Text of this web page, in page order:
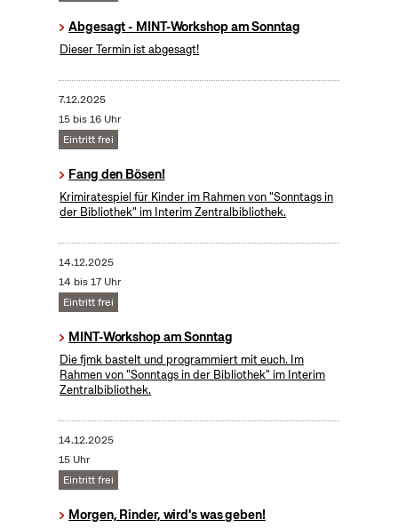
Abgesagt - MINT-Workshop am Sonntag
Dieser Termin ist abgesagt!
7.12.2025
15 bis 16 Uhr
Eintritt frei
Fang den Bösen!
Krimiratespiel für Kinder im Rahmen von "Sonntags in
der Bibliothek" im Interim Zentralbibliothek.
14.12.2025
14 bis 17 Uhr
Eintritt frei
MINT-Workshop am Sonntag
Die fjmk bastelt und programmiert mit euch. Im
Rahmen von "Sonntags in der Bibliothek" im Interim
Zentralbibliothek.
14.12.2025
15 Uhr
Eintritt frei
Morgen, Rinder, wird's was geben!